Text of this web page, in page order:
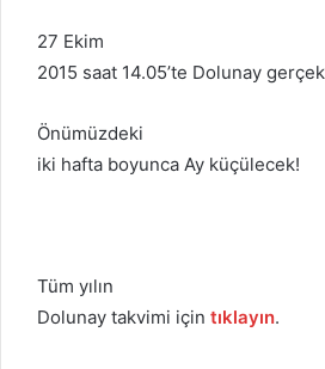
27 Ekim
2015 saat 14.05’te Dolunay
Önümüzdeki
iki hafta boyunca Ay küçülecek!
Tüm yılın
Dolunay takvimi için tıklayın.